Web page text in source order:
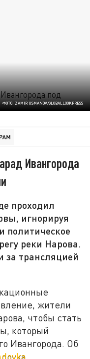
ФОТО: ZAMIR USMANOV/GLOBALLOOKPRESS
Ивангорода
проходил
игнорируя
политическое
реки Нарова.
за трансляцией
жители
чтобы стать
который
Ивангорода. Об
.